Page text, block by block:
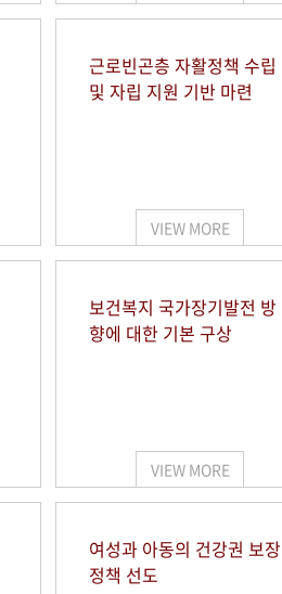
근로빈곤층 자활정책 수립
및 자립 지원 기반 마련
VIEW MORE
보건복지 국가장기발전 방
향에 대한 기본 구상
VIEW MORE
여성과 아동의 건강권 보장
정책 선도